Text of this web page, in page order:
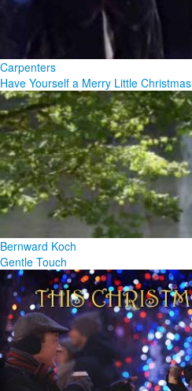
Carpenters
Have Yourself a Merry Little Christmas
Bernward Koch
Gentle Touch